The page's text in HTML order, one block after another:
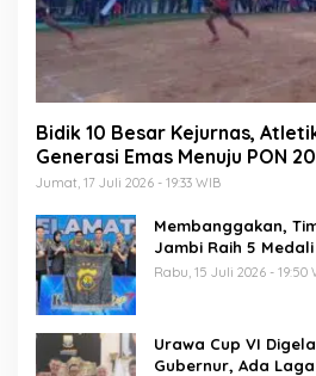
Bidik 10 Besar Kejurnas,
Generasi Emas Menuju PON
Jumat, 17 Juli 2026 - 19:33 WIB
Membanggakan,
Jambi Raih 5
Cup 7
Rabu, 15 Juli 2026 - 19:50
Urawa Cup VI
Gubernur, Ada Laga